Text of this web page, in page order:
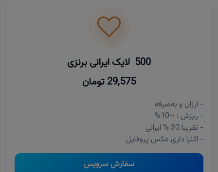
500 لایک ایرانی برنزی
29,575 تومان
- ارزان و به‌صرفه
- ریزش : ~10%
- تقریبا 30 % ایرانی
- اکثرا داری عکس پروفایل
سفارش سرویس